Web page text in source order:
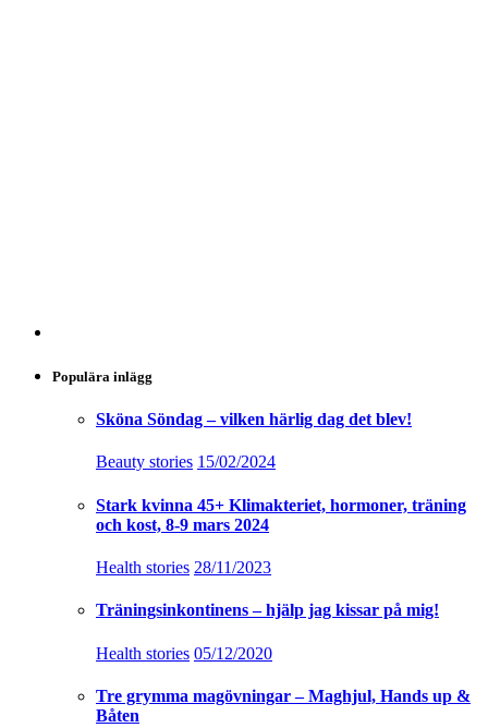
Populära inlägg
Sköna Söndag – vilken härlig dag det blev!
Beauty stories 15/02/2024
Stark kvinna 45+ Klimakteriet, hormoner, träning
och kost, 8-9 mars 2024
Health stories 28/11/2023
Träningsinkontinens – hjälp jag kissar på mig!
Health stories 05/12/2020
Tre grymma magövningar – Maghjul, Hands up &
Båten